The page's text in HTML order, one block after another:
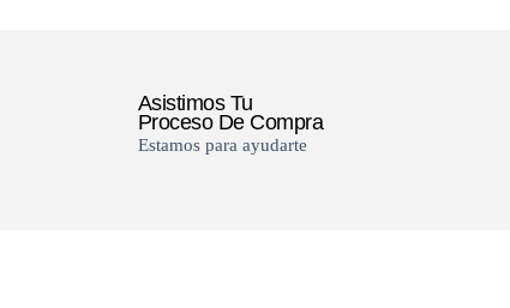
Asistimos Tu
Proceso De Compra
Estamos para ayudarte